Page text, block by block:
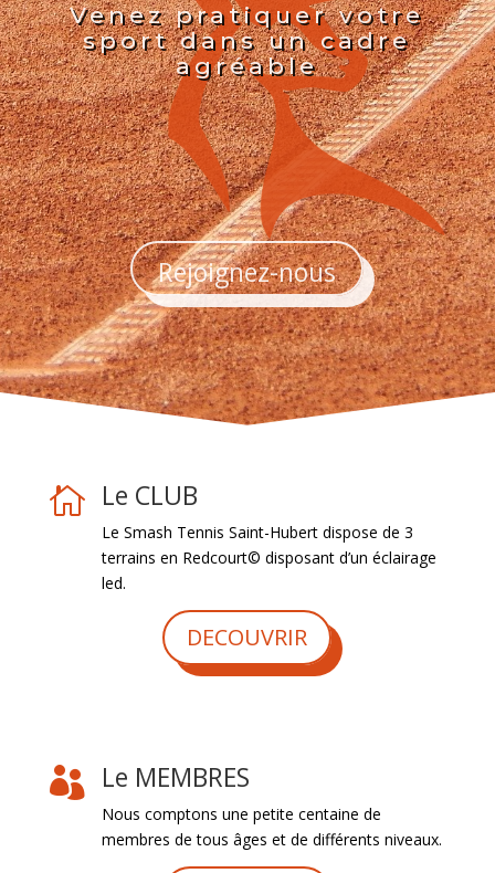
Venez pratiquer votre
sport dans un cadre
agréable
Rejoignez-nous
 Le CLUB
Le Smash Tennis Saint-Hubert dispose de 3
terrains en Redcourt© disposant d’un éclairage
led.
DECOUVRIR
 Le MEMBRES
Nous comptons une petite centaine de
membres de tous âges et de différents niveaux.